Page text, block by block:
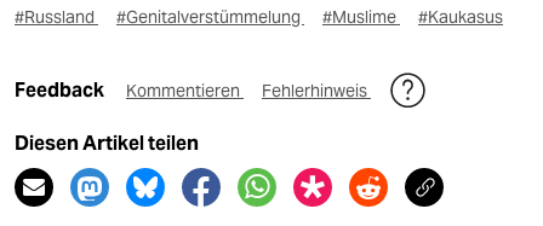
#Russland #Genitalverstümmelung #Muslime #Kaukasus
Feedback Kommentieren Fehlerhinweis
Diesen Artikel teilen